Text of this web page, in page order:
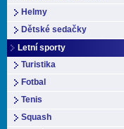
Helmy
Dětské sedačky
Letní sporty
Turistika
Fotbal
Tenis
Squash